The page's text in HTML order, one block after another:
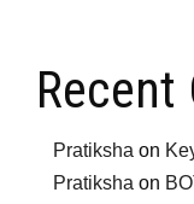
Recent
Pratiksha on
Pratiksha on